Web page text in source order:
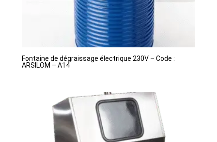
Fontaine de dégraissage électrique 230V – Code :
ARSILOM – A14